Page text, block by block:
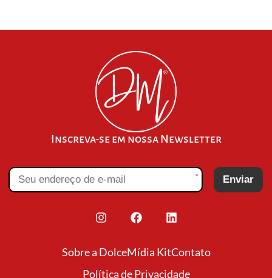
Inscreva-se em nossa Newsletter
* Enviar
Sobre a DolceMídia KitContato
Política de Privacidade